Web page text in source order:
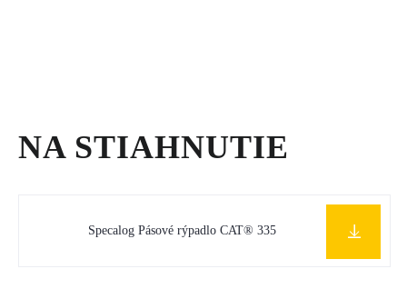
NA STIAHNUTIE
Specalog Pásové rýpadlo CAT® 335